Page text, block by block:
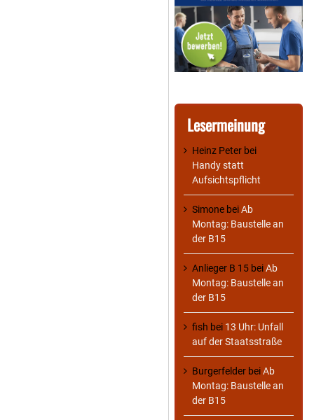
Lesermeinung
Heinz Peter bei
Handy statt
Aufsichtspflicht
Simone beiAb
Montag: Baustelle an
der B15
Anlieger B 15 beiAb
Montag: Baustelle an
der B15
fish bei 13 Uhr: Unfall
auf der Staatsstraße
Burgerfelder beiAb
Montag: Baustelle an
der B15